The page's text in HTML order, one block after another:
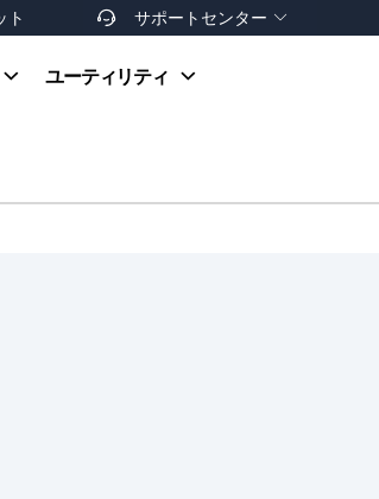
ト  サポートセンター 
お支払い方法
ユーティリティ